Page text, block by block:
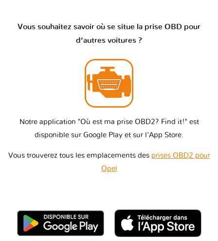
Vous souhaitez savoir où se situe la prise OBD pour
d’autres voitures ?
Notre application "Où est ma prise OBD2? Find it!" est
disponible sur Google Play et sur l'App Store.
Vous trouverez tous les emplacements des prises OBD2 pour
Opel